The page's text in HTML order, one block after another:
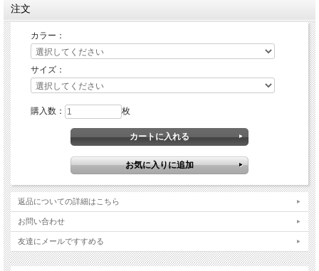
UNILADY「無敵のヒロインスーツ」シリーズです。仕事を頑張るＯＮタイム
も、通勤や休憩中のＯＦＦタイムも、これさえあれば！な オーバージャケットで
す。洗濯機で洗えます。
注文
カラー：
サイズ：
購入数： 枚
返品についての詳細はこちら
お問い合わせ
友達にメールですすめる